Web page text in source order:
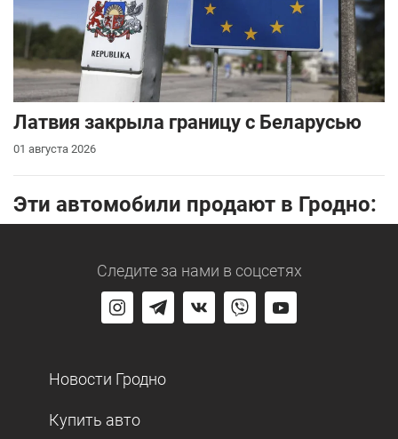
Латвия закрыла границу с Беларусью
01 августа 2026
Эти автомобили продают в Гродно:
Следите за нами в соцсетях
Новости Гродно
Купить авто